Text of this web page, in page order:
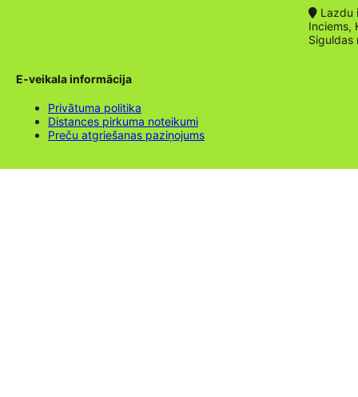
Lazdu
Inciems,
Siguldas
E-veikala informācija
Privātuma politika
Distances pirkuma noteikumi
Preču atgriešanas paziņojums